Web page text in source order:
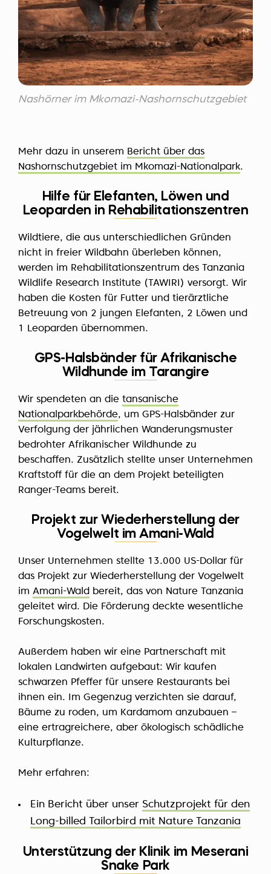
Nashörner im Mkomazi-Nashornschutzgebiet
Mehr dazu in unserem Bericht über das
Nashornschutzgebiet im Mkomazi-Nationalpark.
Hilfe für Elefanten, Löwen und
Leoparden in Rehabilitationszentren
Wildtiere, die aus unterschiedlichen Gründen
nicht in freier Wildbahn überleben können,
werden im Rehabilitationszentrum des Tanzania
Wildlife Research Institute (TAWIRI) versorgt. Wir
haben die Kosten für Futter und tierärztliche
Betreuung von 2 jungen Elefanten, 2 Löwen und
1 Leoparden übernommen.
GPS-Halsbänder für Afrikanische
Wildhunde im Tarangire
Wir spendeten an die tansanische
Nationalparkbehörde, um GPS-Halsbänder zur
Verfolgung der jährlichen Wanderungsmuster
bedrohter Afrikanischer Wildhunde zu
beschaffen. Zusätzlich stellte unser Unternehmen
Kraftstoff für die an dem Projekt beteiligten
Ranger-Teams bereit.
Projekt zur Wiederherstellung der
Vogelwelt im Amani-Wald
Unser Unternehmen stellte 13.000 US-Dollar für
das Projekt zur Wiederherstellung der Vogelwelt
im Amani-Wald bereit, das von Nature Tanzania
geleitet wird. Die Förderung deckte wesentliche
Forschungskosten.
Außerdem haben wir eine Partnerschaft mit
lokalen Landwirten aufgebaut: Wir kaufen
schwarzen Pfeffer für unsere Restaurants bei
ihnen ein. Im Gegenzug verzichten sie darauf,
Bäume zu roden, um Kardamom anzubauen –
eine ertragreichere, aber ökologisch schädliche
Kulturpflanze.
Mehr erfahren:
Ein Bericht über unser Schutzprojekt für den
Long-billed Tailorbird mit Nature Tanzania
Unterstützung der Klinik im Meserani
Snake Park